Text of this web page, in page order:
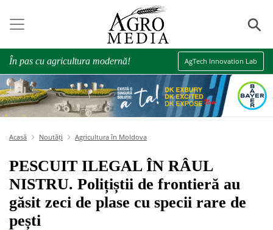
⚲
În pas cu agricultura modernă! AgTech Innovation Lab
Acasă Noutăți Agricultura în Moldova
PESCUIT ILEGAL ÎN RÂUL
NISTRU. Polițiștii de frontieră au
găsit zeci de plase cu specii rare de
pești